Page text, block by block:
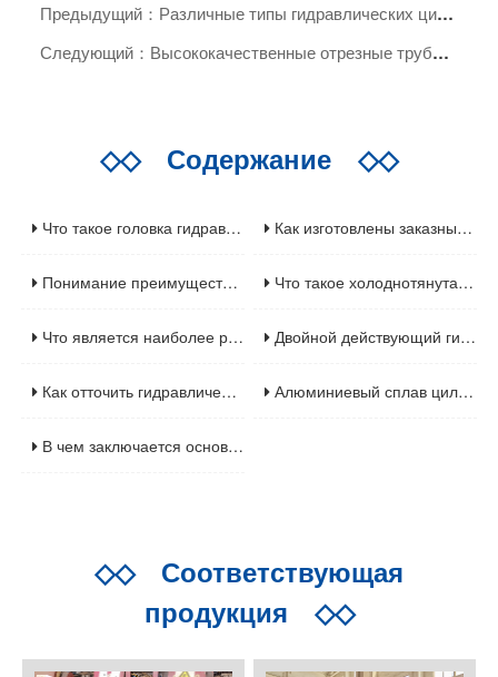
Предыдущий：Различные типы гидравлических цилиндров
Следующий：Высококачественные отрезные трубы для превосходных гидравлических характеристик
◇◇Содержание ◇◇
Что такое головка гидравлического цилиндра Как изготовлены заказные металлические цилиндры
Понимание преимуществ хонингованных труб Что такое холоднотянутая бесшовная трубка
Что является наиболее распространенным сбоем на гидравлическом цилиндре Двойной действующий гидравлический цилиндр с передним фланцем
Как отточить гидравлический цилиндр Алюминиевый сплав цилиндровой трубки для пневматического цилиндра
В чем заключается основная функция цилиндрового барреля
◇◇Соответствующая
продукция ◇◇